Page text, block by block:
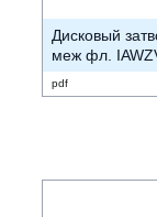
Дисковый
меж фл.
pdf